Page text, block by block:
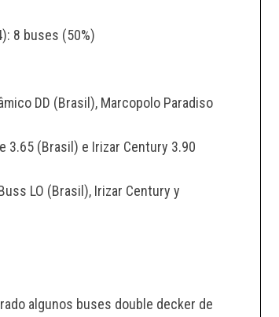
8 buses (50%)
DD (Brasil), Marcopolo Paradiso
3.65 (Brasil) e Irizar Century 3.90
LO (Brasil), Irizar Century y
algunos buses double decker de